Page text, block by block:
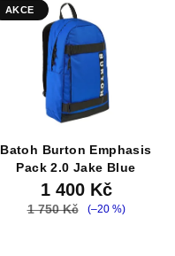
AKCE
Batoh Burton Emphasis
Pack 2.0 Jake Blue
1 400 Kč
1 750 Kč (–20 %)